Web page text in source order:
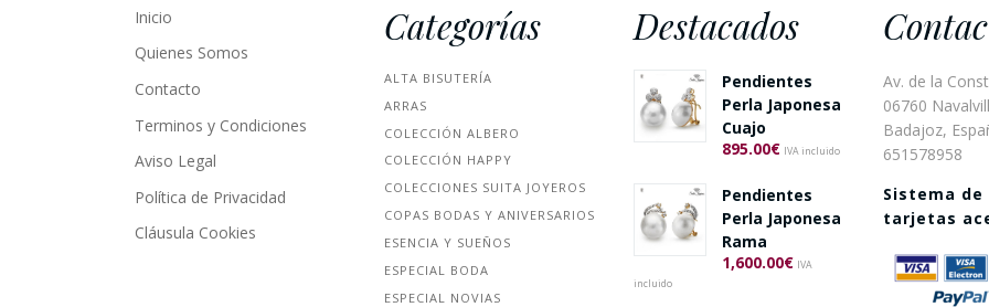
Inicio
Quienes Somos
Contacto
Terminos y Condiciones
Aviso Legal
Política de Privacidad
Cláusula Cookies
Categorías
ALTA BISUTERÍA
ARRAS
COLECCIÓN ALBERO
COLECCIÓN HAPPY
COLECCIONES SUITA JOYEROS
COPAS BODAS Y ANIVERSARIOS
ESENCIA Y SUEÑOS
ESPECIAL BODA
ESPECIAL NOVIAS
Destacados
Pendientes
Perla Japonesa
Cuajo
895.00€ IVA incluido
Pendientes
Perla Japonesa
Rama
1,600.00€ IVA
incluido
Av. de la
06760
Badajoz,
651578958
Sistema de
tarjetas